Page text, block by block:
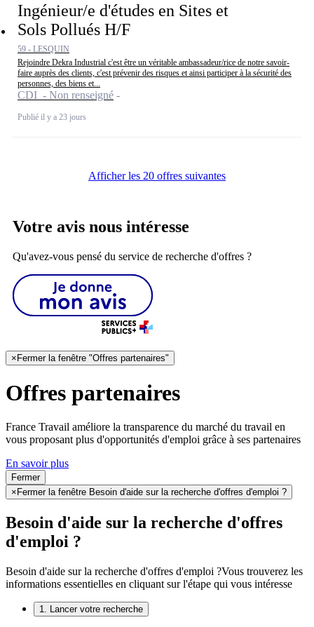
Ingénieur/e d'études en Sites et
Sols Pollués H/F
59 - LESQUIN
Rejoindre Dekra Industrial c'est être un véritable ambassadeur/rice de notre savoir-
faire auprès des clients, c'est prévenir des risques et ainsi participer à la sécurité des
personnes, des biens et...
CDI - Non renseigné
Publié il y a 23 jours
Afficher les 20 offres suivantes
Votre avis nous intéresse
Qu'avez-vous pensé du service de recherche d'offres ?
×Fermer la fenêtre "Offres partenaires"
Offres partenaires
France Travail améliore la transparence du marché du travail en
vous proposant plus d'opportunités d'emploi grâce à ses partenaires
En savoir plus
Fermer
× Fermer la fenêtre Besoin d'aide sur la recherche d'offres d'emploi ?
Besoin d'aide sur la recherche d'offres
d'emploi ?
Besoin d'aide sur la recherche d'offres d'emploi ?Vous trouverez les
informations essentielles en cliquant sur l'étape qui vous intéresse
1. Lancer votre recherche